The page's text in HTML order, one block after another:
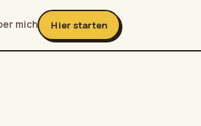
mich Hier starten